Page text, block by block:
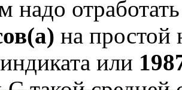
надо отработать
на
или